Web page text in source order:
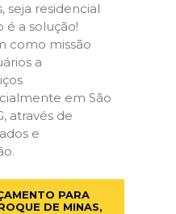
seja residencial
é a solução!
como missão
a
em São
através de
e
PARA
DE MINAS,